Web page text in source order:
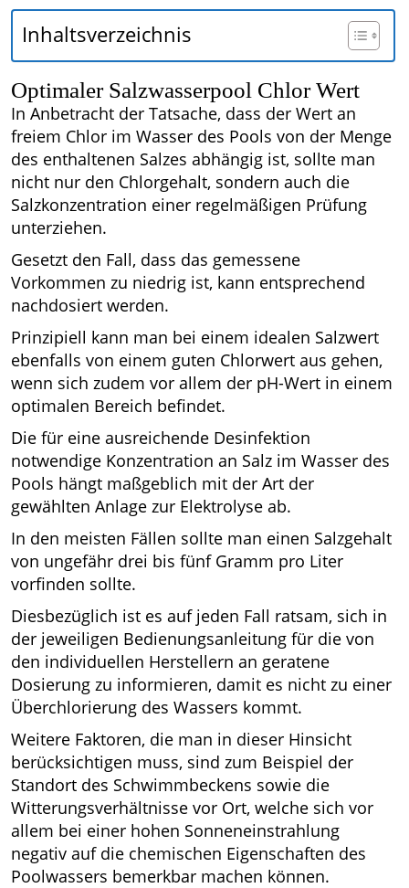
Inhaltsverzeichnis
Optimaler Salzwasserpool Chlor Wert
In Anbetracht der Tatsache, dass der Wert an
freiem Chlor im Wasser des Pools von der Menge
des enthaltenen Salzes abhängig ist, sollte man
nicht nur den Chlorgehalt, sondern auch die
Salzkonzentration einer regelmäßigen Prüfung
unterziehen.
Gesetzt den Fall, dass das gemessene
Vorkommen zu niedrig ist, kann entsprechend
nachdosiert werden.
Prinzipiell kann man bei einem idealen Salzwert
ebenfalls von einem guten Chlorwert aus gehen,
wenn sich zudem vor allem der pH-Wert in einem
optimalen Bereich befindet.
Die für eine ausreichende Desinfektion
notwendige Konzentration an Salz im Wasser des
Pools hängt maßgeblich mit der Art der
gewählten Anlage zur Elektrolyse ab.
In den meisten Fällen sollte man einen Salzgehalt
von ungefähr drei bis fünf Gramm pro Liter
vorfinden sollte.
Diesbezüglich ist es auf jeden Fall ratsam, sich in
der jeweiligen Bedienungsanleitung für die von
den individuellen Herstellern an geratene
Dosierung zu informieren, damit es nicht zu einer
Überchlorierung des Wassers kommt.
Weitere Faktoren, die man in dieser Hinsicht
berücksichtigen muss, sind zum Beispiel der
Standort des Schwimmbeckens sowie die
Witterungsverhältnisse vor Ort, welche sich vor
allem bei einer hohen Sonneneinstrahlung
negativ auf die chemischen Eigenschaften des
Poolwassers bemerkbar machen können.